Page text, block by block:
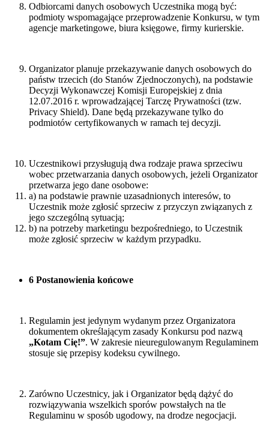
Odbiorcami danych osobowych Uczestnika mogą być:
podmioty wspomagające przeprowadzenie Konkursu, w tym
agencje marketingowe, biura księgowe, firmy kurierskie.
Organizator planuje przekazywanie danych osobowych do
państw trzecich (do Stanów Zjednoczonych), na podstawie
Decyzji Wykonawczej Komisji Europejskiej z dnia
12.07.2016 r. wprowadzającej Tarczę Prywatności (tzw.
Privacy Shield). Dane będą przekazywane tylko do
podmiotów certyfikowanych w ramach tej decyzji.
Uczestnikowi przysługują dwa rodzaje prawa sprzeciwu
wobec przetwarzania danych osobowych, jeżeli Organizator
przetwarza jego dane osobowe:
a) na podstawie prawnie uzasadnionych interesów, to
Uczestnik może zgłosić sprzeciw z przyczyn związanych z
jego szczególną sytuacją;
b) na potrzeby marketingu bezpośredniego, to Uczestnik
może zgłosić sprzeciw w każdym przypadku.
6 Postanowienia końcowe
Regulamin jest jedynym wydanym przez Organizatora
dokumentem określającym zasady Konkursu pod nazwą
„Kotam Cię!”. W zakresie nieuregulowanym Regulaminem
stosuje się przepisy kodeksu cywilnego.
Zarówno Uczestnicy, jak i Organizator będą dążyć do
rozwiązywania wszelkich sporów powstałych na tle
Regulaminu w sposób ugodowy, na drodze negocjacji.